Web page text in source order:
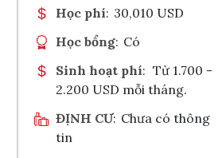
Học phí: 30,010 USD
Học bổng: Có
Sinh hoạt phí: Từ 1.700 -
2.200 USD mỗi tháng.
ĐỊNH CƯ: Chưa có thông
tin